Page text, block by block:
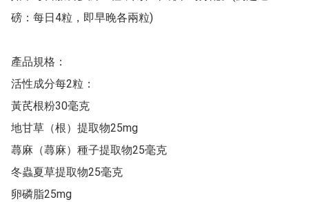
磅：每日4粒，即早晚各兩粒)
產品規格：
活性成分每2粒：
黃芪根粉30毫克
地甘草（根）提取物25mg
蕁麻（蕁麻）種子提取物25毫克
冬蟲夏草提取物25毫克
卵磷脂25mg